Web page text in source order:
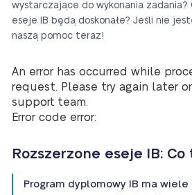
wystarczające do wykonania zadania?
eseje IB będą doskonałe? Jeśli nie
naszą pomoc teraz!
An error has occurred while
request. Please try again later
support team.
Error code error:
Rozszerzone eseje IB: Co
Program dyplomowy IB ma wiele